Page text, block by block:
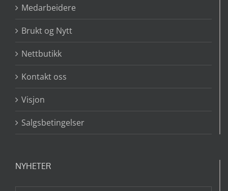
Medarbeidere
Brukt og Nytt
Nettbutikk
Kontakt oss
Visjon
Salgsbetingelser
NYHETER